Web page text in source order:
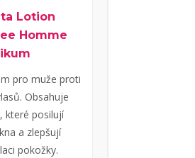
Lotion
Homme
pro muže proti
Obsahuje
které posilují
a zlepšují
pokožky.